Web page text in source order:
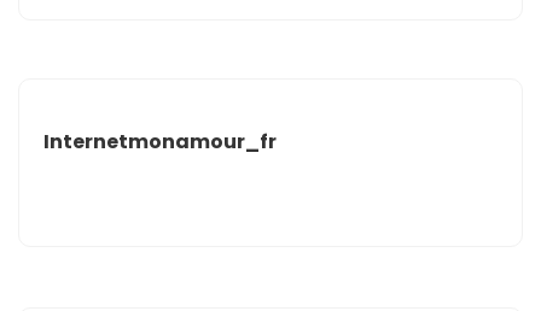
Internetmonamour_fr